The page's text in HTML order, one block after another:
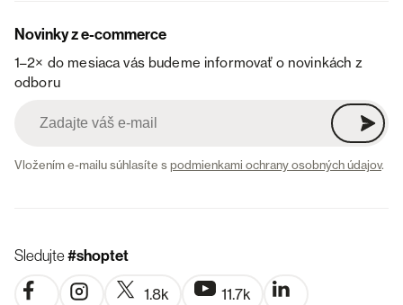
Novinky z e-commerce
1–2× do mesiaca vás budeme informovať o novinkách z
odboru
Vložením e-mailu súhlasíte spodmienkami ochrany osobných údajov.
Sledujte#shoptet
1.8k 11.7k